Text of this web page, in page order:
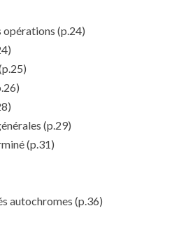
opérations (p.24)
(p.29)
(p.31)
autochromes (p.36)